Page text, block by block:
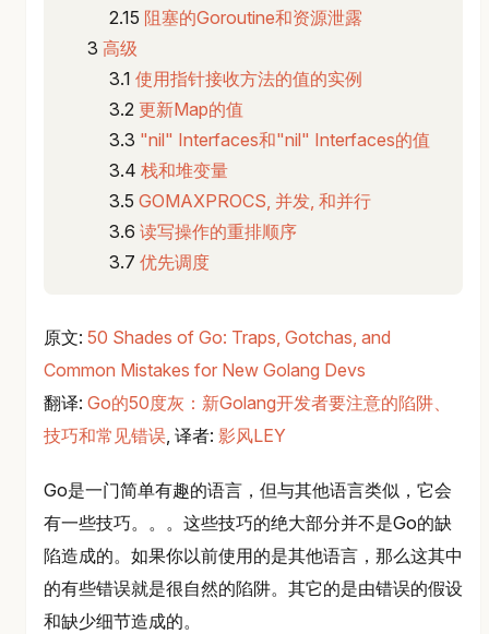
阻塞的Goroutine和资源泄露
高级
使用指针接收方法的值的实例
更新Map的值
"nil" Interfaces和"nil" Interfaces的值
栈和堆变量
GOMAXPROCS, 并发, 和并行
读写操作的重排顺序
优先调度
原文: 50 Shades of Go: Traps, Gotchas, and
Common Mistakes for New Golang Devs
翻译: Go的50度灰：新Golang开发者要注意的陷阱、
技巧和常见错误, 译者: 影风LEY
Go是一门简单有趣的语言，但与其他语言类似，它会
有一些技巧。。。这些技巧的绝大部分并不是Go的缺
陷造成的。如果你以前使用的是其他语言，那么这其中
的有些错误就是很自然的陷阱。其它的是由错误的假设
和缺少细节造成的。